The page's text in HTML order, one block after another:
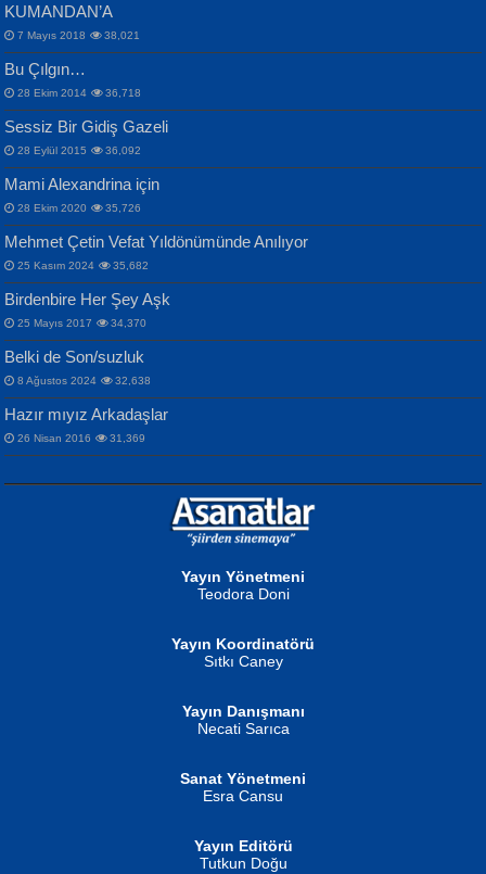
İPEK ACAR SERT
Gazze’nin Şecaati, Ümmetin İmtihanı...
MAHMUT GÜRBÜZ
İbrahim Olmak ve Bitirebilmek...
NURAN KÖSE BAYDAR
Selahattin Yıldız
İdrakimle Üşürken...
Songül Özel
Mahzen...
Ben Deniz Değilim ki...
ERDEM BAYAZIT
Sana, Bana, Vatanıma, Ülkemin
İnsanlarına Dair...
NAZIM HİKMET RAN
Bir Cezaevinde, Tecritteki Adamın
Mektupları...
KUMANDAN’A
7 Mayıs 2018 38,021
Bu Çılgın…
28 Ekim 2014 36,718
Sessiz Bir Gidiş Gazeli
28 Eylül 2015 36,092
Mami Alexandrina için
28 Ekim 2020 35,726
Mehmet Çetin Vefat Yıldönümünde Anılıyor
25 Kasım 2024 35,682
Birdenbire Her Şey Aşk
25 Mayıs 2017 34,370
Belki de Son/suzluk
8 Ağustos 2024 32,638
Hazır mıyız Arkadaşlar
26 Nisan 2016 31,369
Yayın Yönetmeni
Teodora Doni
Yayın Koordinatörü
Sıtkı Caney
Yayın Danışmanı
Necati Sarıca
Sanat Yönetmeni
Esra Cansu
Yayın Editörü
Tutkun Doğu